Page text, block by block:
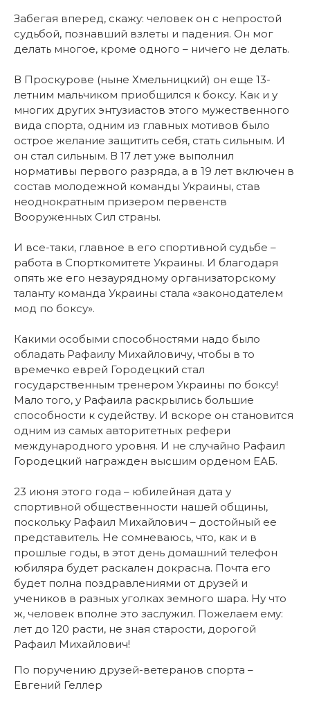
Забегая вперед, скажу: человек он с непростой
судьбой, познавший взлеты и падения. Он мог
делать многое, кроме одного – ничего не делать.
В Проскурове (ныне Хмельницкий) он еще 13-
летним мальчиком приобщился к боксу. Как и у
многих других энтузиастов этого мужественного
вида спорта, одним из главных мотивов было
острое желание защитить себя, стать сильным. И
он стал сильным. В 17 лет уже выполнил
нормативы первого разряда, а в 19 лет включен в
состав молодежной команды Украины, став
неоднократным призером первенств
Вооруженных Сил страны.
И все-таки, главное в его спортивной судьбе –
работа в Спорткомитете Украины. И благодаря
опять же его незаурядному организаторскому
таланту команда Украины стала «законодателем
мод по боксу».
Какими особыми способностями надо было
обладать Рафаилу Михайловичу, чтобы в то
времечко еврей Городецкий стал
государственным тренером Украины по боксу!
Мало того, у Рафаила раскрылись большие
способности к судейству. И вскоре он становится
одним из самых авторитетных рефери
международного уровня. И не случайно Рафаил
Городецкий награжден высшим орденом ЕАБ.
23 июня этого года – юбилейная дата у
спортивной общественности нашей общины,
поскольку Рафаил Михайлович – достойный ее
представитель. Не сомневаюсь, что, как и в
прошлые годы, в этот день домашний телефон
юбиляра будет раскален докрасна. Почта его
будет полна поздравлениями от друзей и
учеников в разных уголках земного шара. Ну что
ж, человек вполне это заслужил. Пожелаем ему:
лет до 120 расти, не зная старости, дорогой
Рафаил Михайлович!
По поручению друзей-ветеранов спорта –
Евгений Геллер